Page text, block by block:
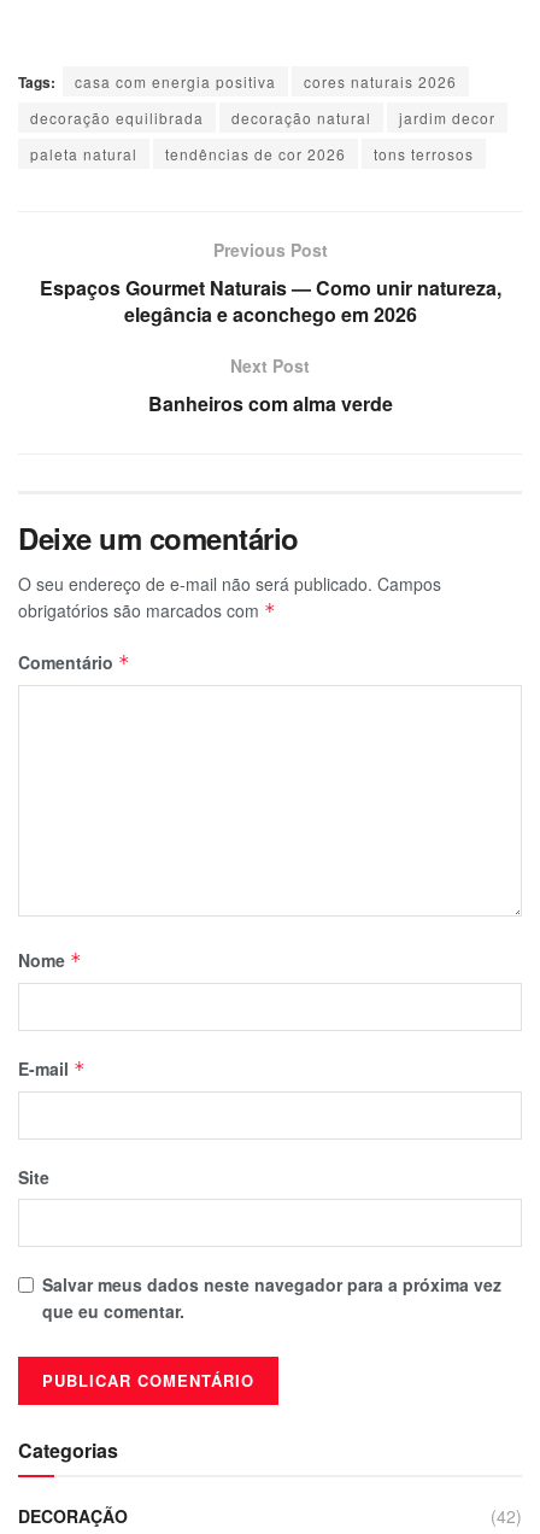
Tags: casa com energia positiva
cores naturais 2026
decoração equilibrada
decoração natural
jardim decor
paleta natural
tendências de cor 2026 tons terrosos
Previous Post
Espaços Gourmet Naturais — Como unir natureza,
elegância e aconchego em 2026
Next Post
Banheiros com alma verde
Deixe um comentário
O seu endereço de e-mail não será publicado. Campos
obrigatórios são marcados com *
Comentário *
Nome *
E-mail *
Site
Salvar meus dados neste navegador para a próxima vez
que eu comentar.
Categorias
DECORAÇÃO (42)